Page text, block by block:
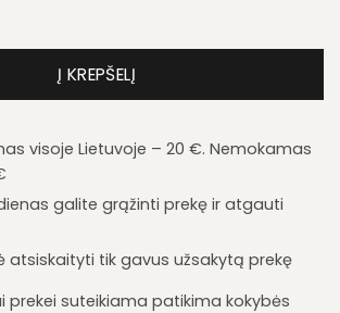
Nevio 18
Į KREPŠELĮ
visoje Lietuvoje – 20 €. Nemokamas
galite grąžinti prekę ir atgauti
atsiskaityti tik gavus užsakytą prekę
prekei suteikiama patikima kokybės